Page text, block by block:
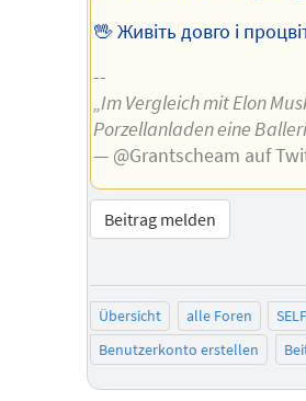
🖖 Живіть довго і
--
„Im Vergleich mit Elon
Porzellanladen eine
— @Grantscheam auf
Beitrag melden
Übersicht alle Foren
Benutzerkonto erstellen